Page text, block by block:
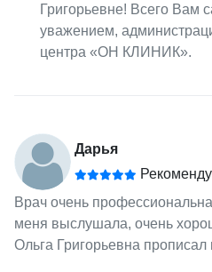
Григорьевне! Всего Вам
уважением,
центра «ОН КЛИНИК».
Дарья
Врач очень
меня выслушала, очень
Ольга Григорьевна